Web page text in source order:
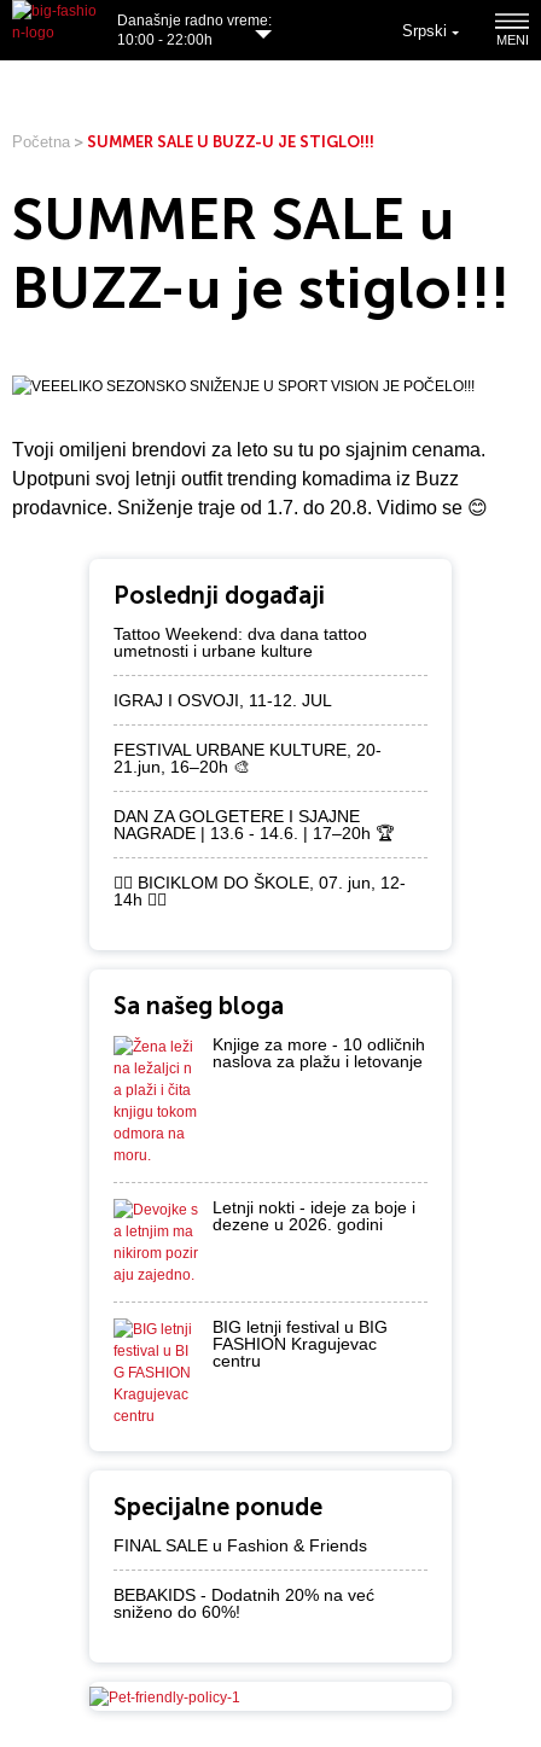
Srpski MENI
Današnje radno vreme:
10:00 - 22:00h
Početna > SUMMER SALE U BUZZ-U JE STIGLO!!!
SUMMER SALE u
BUZZ-u je stiglo!!!
Tvoji omiljeni brendovi za leto su tu po sjajnim cenama.
Upotpuni svoj letnji outfit trending komadima iz Buzz
prodavnice. Sniženje traje od 1.7. do 20.8. Vidimo se 😊
Poslednji događaji
Tattoo Weekend: dva dana tattoo
umetnosti i urbane kulture
IGRAJ I OSVOJI, 11-12. JUL
FESTIVAL URBANE KULTURE, 20-
21.jun, 16–20h 🎨
DAN ZA GOLGETERE I SJAJNE
NAGRADE | 13.6 - 14.6. | 17–20h 🏆
🚴‍♂️ BICIKLOM DO ŠKOLE, 07. jun, 12-
14h 🚴‍♀️
Sa našeg bloga
Knjige za more - 10 odličnih
naslova za plažu i letovanje
Letnji nokti - ideje za boje i
dezene u 2026. godini
BIG letnji festival u BIG
FASHION Kragujevac
centru
Specijalne ponude
FINAL SALE u Fashion & Friends
BEBAKIDS - Dodatnih 20% na već
sniženo do 60%!